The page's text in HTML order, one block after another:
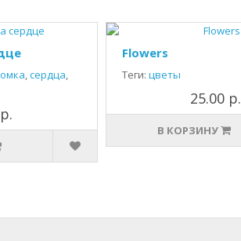
,сердца,
Flowers
Теги: цветы
25.00 р.
В КОРЗИНУ